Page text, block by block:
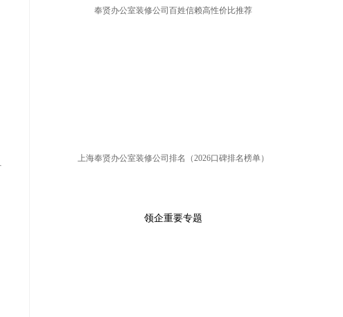
奉贤办公室装修公司百姓信赖高性价比推荐
上海奉贤办公室装修公司排名（2026口碑排名榜单）
领企重要专题